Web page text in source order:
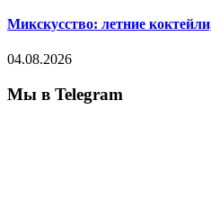
Микскусство: летние
04.08.2026
Мы в Telegram